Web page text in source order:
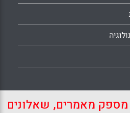
מספק מאמרים, שאלונים